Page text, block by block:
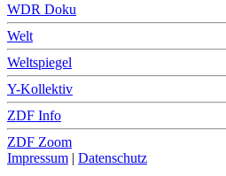
WDR Doku
Welt
Weltspiegel
Y-Kollektiv
ZDF Info
ZDF Zoom
Impressum | Datenschutz